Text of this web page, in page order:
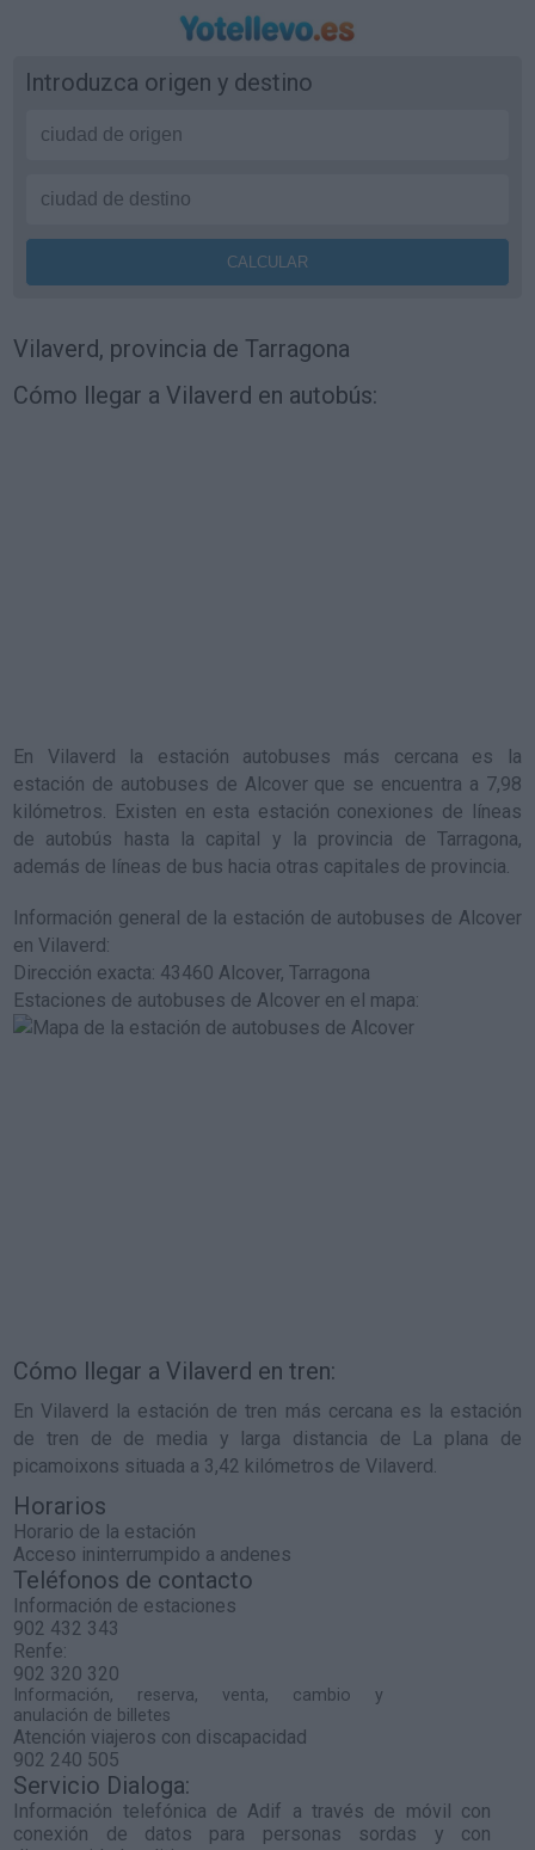
Introduzca origen y destino
Vilaverd, provincia de Tarragona
Cómo llegar a Vilaverd en autobús:
En Vilaverd la estación autobuses más cercana es la
estación de autobuses de Alcoverque se encuentra a 7,98
kilómetros. Existen en esta estación conexiones de líneas
de autobús hasta la capital y la provincia de Tarragona,
además de líneas de bus hacia otras capitales de provincia.
Información general de la estación de autobuses de Alcover
en Vilaverd:
Dirección exacta: 43460 Alcover, Tarragona
Estaciones de autobuses de Alcover en el mapa:
Cómo llegar a Vilaverd en tren:
En Vilaverd la estación de tren más cercana es la estación
de tren de de media y larga distancia de La plana de
picamoixons situada a 3,42 kilómetros de Vilaverd.
Horarios
Horario de la estación
Acceso ininterrumpido a andenes
Teléfonos de contacto
Información de estaciones
902 432 343
Renfe:
902 320 320
Información, reserva, venta, cambio y
anulación de billetes
Atención viajeros con discapacidad
902 240 505
Servicio Dialoga:
Información telefónica de Adif a través de móvil con
conexión de datos para personas sordas y con